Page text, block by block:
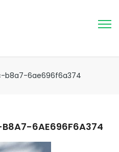
b8a7-6ae696f6a374
B8A7-6AE696F6A374